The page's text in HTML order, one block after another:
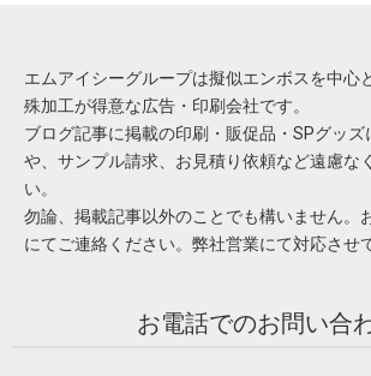
エムアイシーグループは擬似エンボスを中心
殊加工が得意な広告・印刷会社です。
ブログ記事に掲載の印刷・販促品・SPグッズ
や、サンプル請求、お見積り依頼など遠慮な
い。
勿論、掲載記事以外のことでも構いません。
にてご連絡ください。弊社営業にて対応させ
お電話でのお問い合